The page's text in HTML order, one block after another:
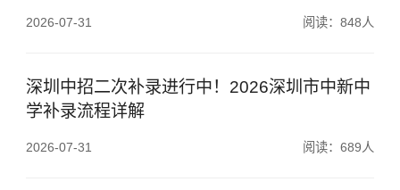
2026-07-31 阅读：848人
深圳中招二次补录进行中！2026深圳市中新中
学补录流程详解
2026-07-31 阅读：689人